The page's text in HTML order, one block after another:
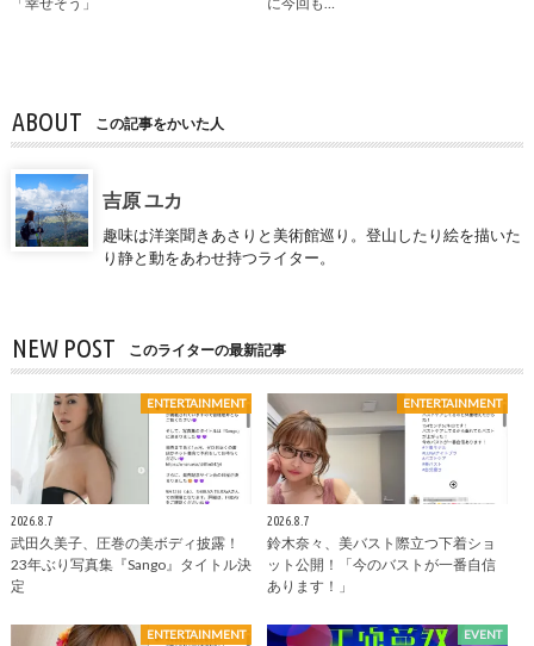
ABOUT この記事をかいた人
吉原 ユカ
趣味は洋楽聞きあさりと美術館巡り。登山したり絵を描いた
り静と動をあわせ持つライター。
NEW POST このライターの最新記事
ENTERTAINMENT
2026.8.7
武田久美子、圧巻の美ボディ披露！
23年ぶり写真集『Sango』タイトル決
定
ENTERTAINMENT
2026.8.7
鈴木奈々、美バスト際立つ下着ショ
ット公開！「今のバストが一番自信
あります！」
ENTERTAINMENT EVENT